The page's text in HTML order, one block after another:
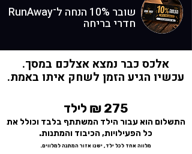
שובר 10% הנחה ל־RunAway
חדרי בריחה
אלכס כבר נמצא אצלכם במסך.
עכשיו הגיע הזמן לשחק איתו באמת.
275 ₪ לילד
התשלום הוא עבור הילד המשתתף בלבד וכולל את
כל הפעילויות, הכיבוד והמתנות.
מלווה אחד לכל ילד, ישנו אזור המתנה למלווים.